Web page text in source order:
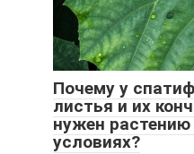
Почему у
листья и их
нужен
условиях?